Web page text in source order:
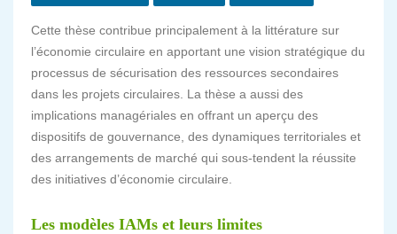
Cette thèse contribue principalement à la littérature sur
l’économie circulaire en apportant une vision stratégique du
processus de sécurisation des ressources secondaires
dans les projets circulaires. La thèse a aussi des
implications managériales en offrant un aperçu des
dispositifs de gouvernance, des dynamiques territoriales et
des arrangements de marché qui sous-tendent la réussite
des initiatives d’économie circulaire.
Les modèles IAMs et leurs limites